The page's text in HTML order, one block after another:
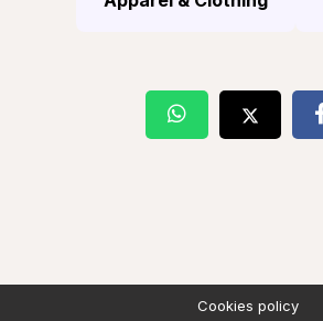
Cookies policy